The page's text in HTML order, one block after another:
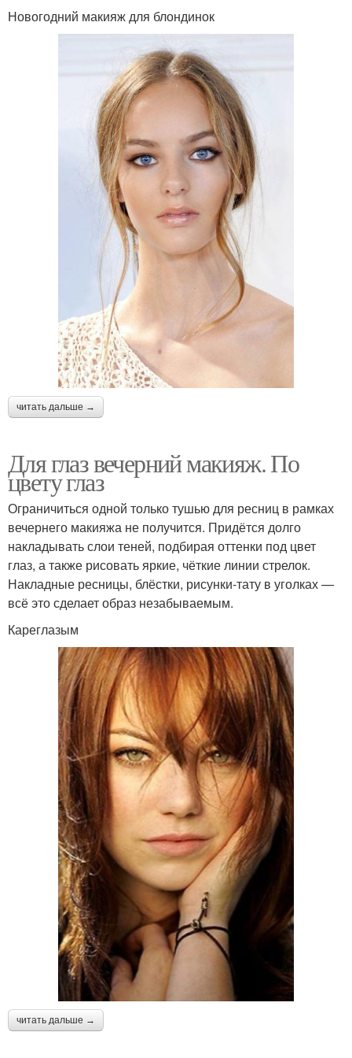
Новогодний макияж для блондинок
читать дальше →
Для глаз вечерний макияж. По
цвету глаз
Ограничиться одной только тушью для ресниц в рамках
вечернего макияжа не получится. Придётся долго
накладывать слои теней, подбирая оттенки под цвет
глаз, а также рисовать яркие, чёткие линии стрелок.
Накладные ресницы, блёстки, рисунки-тату в уголках —
всё это сделает образ незабываемым.
Кареглазым
читать дальше →